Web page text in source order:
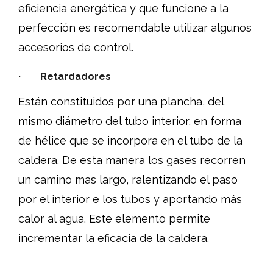
eficiencia energética y que funcione a la
perfección es recomendable utilizar algunos
accesorios de control.
· Retardadores
Están constituidos por una plancha, del
mismo diámetro del tubo interior, en forma
de hélice que se incorpora en el tubo de la
caldera. De esta manera los gases recorren
un camino mas largo, ralentizando el paso
por el interior e los tubos y aportando más
calor al agua. Este elemento permite
incrementar la eficacia de la caldera.